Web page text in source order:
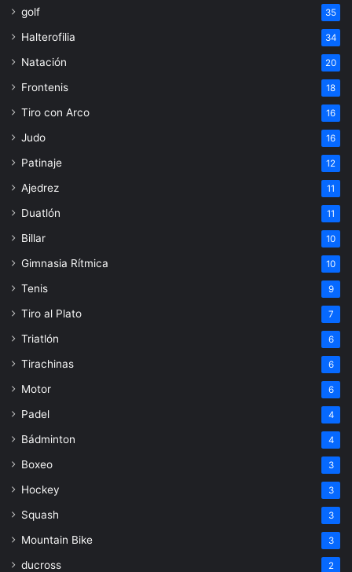
golf 35
Halterofilia 34
Natación 20
Frontenis 18
Tiro con Arco 16
Judo 16
Patinaje 12
Ajedrez 11
Duatlón 11
Billar 10
Gimnasia Rítmica 10
Tenis 9
Tiro al Plato 7
Triatlón 6
Tirachinas 6
Motor 6
Padel 4
Bádminton 4
Boxeo 3
Hockey 3
Squash 3
Mountain Bike 3
ducross 2